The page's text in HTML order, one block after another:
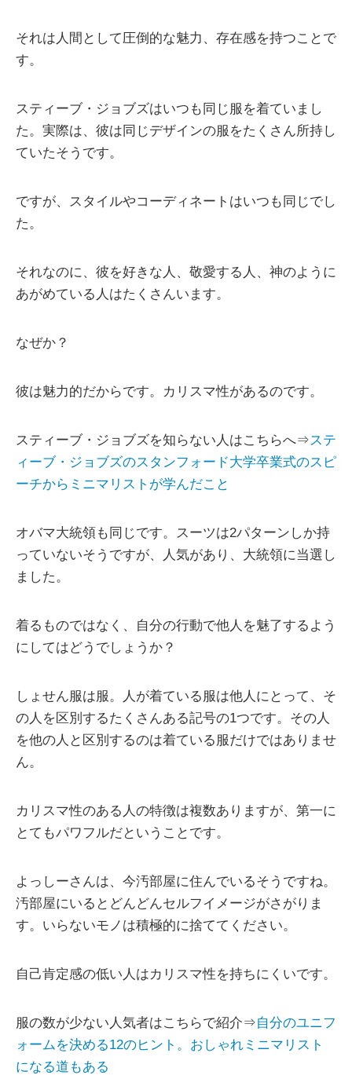
それは人間として圧倒的な魅力、存在感を持つことで
す。
スティーブ・ジョブズはいつも同じ服を着ていまし
た。実際は、彼は同じデザインの服をたくさん所持し
ていたそうです。
ですが、スタイルやコーディネートはいつも同じでし
た。
それなのに、彼を好きな人、敬愛する人、神のように
あがめている人はたくさんいます。
なぜか？
彼は魅力的だからです。カリスマ性があるのです。
スティーブ・ジョブズを知らない人はこちらへ⇒ステ
ィーブ・ジョブズのスタンフォード大学卒業式のスピ
ーチからミニマリストが学んだこと
オバマ大統領も同じです。スーツは2パターンしか持
っていないそうですが、人気があり、大統領に当選し
ました。
着るものではなく、自分の行動で他人を魅了するよう
にしてはどうでしょうか？
しょせん服は服。人が着ている服は他人にとって、そ
の人を区別するたくさんある記号の1つです。その人
を他の人と区別するのは着ている服だけではありませ
ん。
カリスマ性のある人の特徴は複数ありますが、第一に
とてもパワフルだということです。
よっしーさんは、今汚部屋に住んでいるそうですね。
汚部屋にいるとどんどんセルフイメージがさがりま
す。いらないモノは積極的に捨ててください。
自己肯定感の低い人はカリスマ性を持ちにくいです。
服の数が少ない人気者はこちらで紹介⇒自分のユニフ
ォームを決める12のヒント。おしゃれミニマリスト
になる道もある